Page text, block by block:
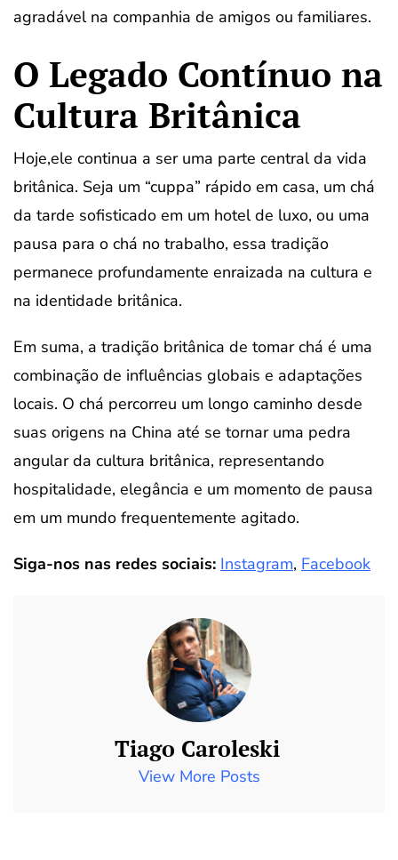
agradável na companhia de amigos ou familiares.
O Legado Contínuo na
Cultura Britânica
Hoje,ele continua a ser uma parte central da vida
britânica. Seja um “cuppa” rápido em casa, um chá
da tarde sofisticado em um hotel de luxo, ou uma
pausa para o chá no trabalho, essa tradição
permanece profundamente enraizada na cultura e
na identidade britânica.
Em suma, a tradição britânica de tomar chá é uma
combinação de influências globais e adaptações
locais. O chá percorreu um longo caminho desde
suas origens na China até se tornar uma pedra
angular da cultura britânica, representando
hospitalidade, elegância e um momento de pausa
em um mundo frequentemente agitado.
Siga-nos nas redes sociais: Instagram, Facebook
Tiago Caroleski
View More Posts